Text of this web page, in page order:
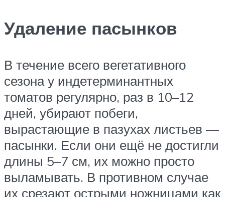
Удаление пасынков
В течение всего вегетативного
сезона у индетерминантных
томатов регулярно, раз в 10–12
дней, убирают побеги,
вырастающие в пазухах листьев —
пасынки. Если они ещё не достигли
длины 5–7 см, их можно просто
выламывать. В противном случае
их срезают острыми ножницами как